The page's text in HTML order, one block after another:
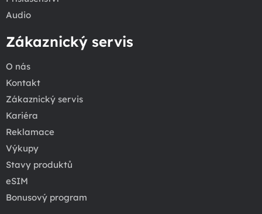
Audio
Zákaznický servis
O nás
Kontakt
Zákaznický servis
Kariéra
Reklamace
Výkupy
Stavy produktů
eSIM
Bonusový program